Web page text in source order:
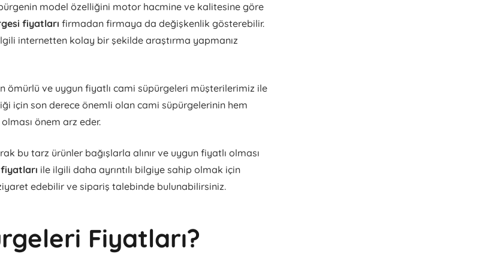
model özelliğini motor hacmine ve kalitesine göre
fiyatlarıfirmadan firmaya da değişkenlik gösterebilir.
internetten kolay bir şekilde araştırma yapmanız
ömürlü ve uygun fiyatlı cami süpürgeleri müşterilerimiz ile
için son derece önemli olan cami süpürgelerinin hem
önem arz eder.
bu tarz ürünler bağışlarla alınır ve uygun fiyatlı olması
ile ilgili daha ayrıntılı bilgiye sahip olmak için
edebilir ve sipariş talebinde bulunabilirsiniz.
Fiyatları?